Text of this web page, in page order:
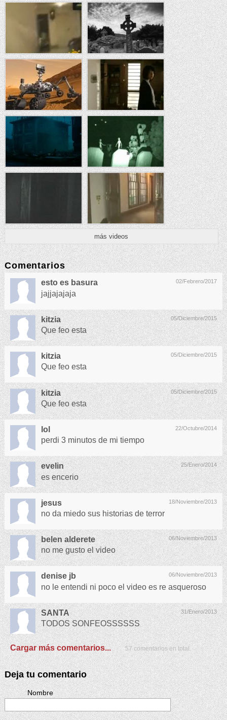
más videos
Comentarios
02/Febrero/2017
esto es basura
jajjajajaja
05/Diciembre/2015
kitzia
Que feo esta
05/Diciembre/2015
kitzia
Que feo esta
05/Diciembre/2015
kitzia
Que feo esta
22/Octubre/2014
lol
perdi 3 minutos de mi tiempo
25/Enero/2014
evelin
es encerio
18/Noviembre/2013
jesus
no da miedo sus historias de terror
06/Noviembre/2013
belen alderete
no me gusto el video
06/Noviembre/2013
denise jb
no le entendi ni poco el video es re asqueroso
31/Enero/2013
SANTA
TODOS SONFEOSSSSSS
Cargar más comentarios... 57 comentarios en total.
Deja tu comentario
Nombre